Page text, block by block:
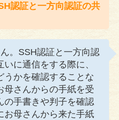
認証と一方向認証の共
。SSH認証と一方向認
に通信をする際に、
うかを確認することな
母さんからの手紙を受
の手書きや判子を確認
お母さんから来た手紙